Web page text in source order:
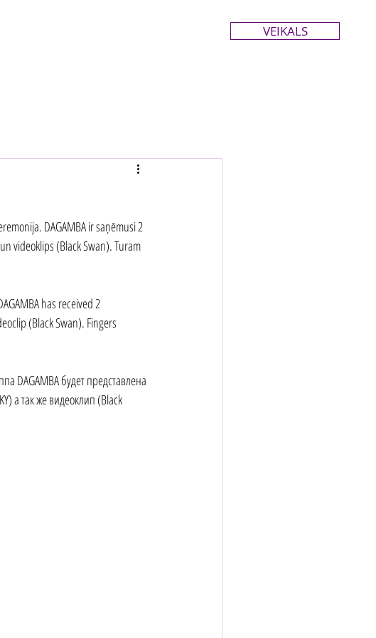
VEIKALS
DAGAMBA ir saņēmusi 2
videoklips (Black Swan). Turam
has received 2
(Black Swan). Fingers
DAGAMBA будет представлена
а так же видеоклип (Black